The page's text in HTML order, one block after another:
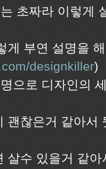
초짜라 이렇게
게 부연 설명을
designkiller)
으로 디자인의
괜찮은거 같아서
살수 있을거 같